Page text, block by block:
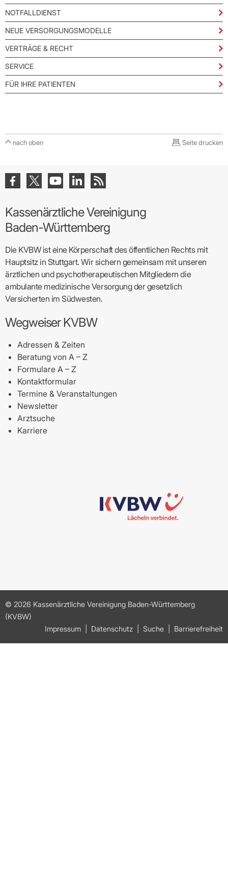
NOTFALLDIENST
NEUE VERSORGUNGSMODELLE
VERTRÄGE & RECHT
SERVICE
FÜR IHRE PATIENTEN
nach oben Seite drucken
Kassenärztliche Vereinigung
Baden-Württemberg
Die KVBW ist eine Körperschaft des öffentlichen Rechts mit
Hauptsitz in Stuttgart. Wir sichern gemeinsam mit unseren
ärztlichen und psychotherapeutischen Mitgliedern die
ambulante medizinische Versorgung der gesetzlich
Versicherten im Südwesten.
Wegweiser KVBW
Adressen & Zeiten
Beratung von A – Z
Formulare A – Z
Kontaktformular
Termine & Veranstaltungen
Newsletter
Arztsuche
Karriere
© 2026 Kassenärztliche Vereinigung Baden-Württemberg
(KVBW)
Impressum
Datenschutz Suche Barrierefreiheit